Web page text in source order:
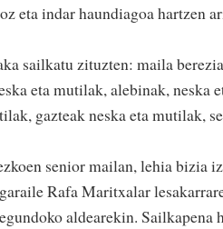
eta indar haundiagoa hartzen
sailkatu zituzten: maila
eta mutilak, alebinak, neska
gazteak neska eta mutilak,
senior mailan, lehia bizia
Rafa Maritxalar
aldearekin. Sailkapena